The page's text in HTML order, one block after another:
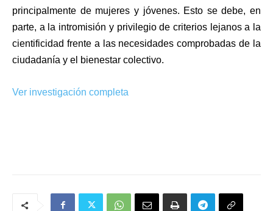
principalmente de mujeres y jóvenes. Esto se debe, en
parte, a la intromisión y privilegio de criterios lejanos a la
cientificidad frente a las necesidades comprobadas de la
ciudadanía y el bienestar colectivo.
Ver investigación completa